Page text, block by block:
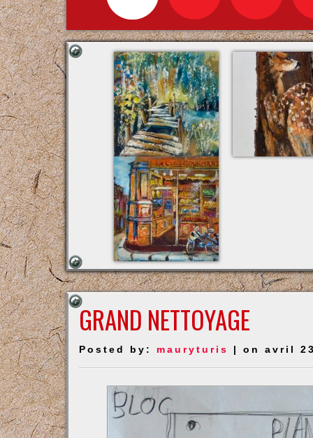
GRAND NETTOYAGE
Posted by: mauryturis | on avril